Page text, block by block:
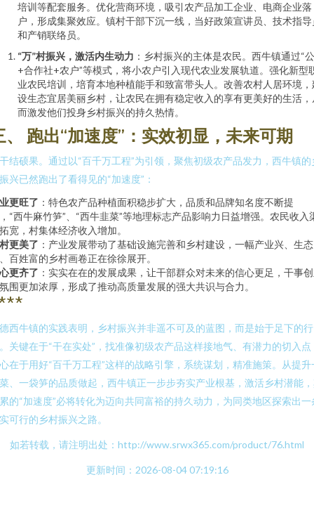
培训等配套服务。优化营商环境，吸引农产品加工企业、电商企业落
户，形成集聚效应。镇村干部下沉一线，当好政策宣讲员、技术指导
和产销联络员。
“万”村振兴，激活内生动力 ：乡村振兴的主体是农民。西牛镇通过“
+合作社+农户”等模式，将小农户引入现代农业发展轨道。强化新型
业农民培训，培育本地种植能手和致富带头人。改善农村人居环境，
设生态宜居美丽乡村，让农民在拥有稳定收入的享有更美好的生活，
而激发他们投身乡村振兴的持久热情。
、 跑出“加速度”：实效初显，未来可期
结硕果。通过以“百千万工程”为引领，聚焦初级农产品发力，西牛镇的
兴已然跑出了看得见的“加速度”：
更旺了 ：特色农产品种植面积稳步扩大，品质和品牌知名度不断提
“西牛麻竹笋”、“西牛韭菜”等地理标志产品影响力日益增强。农民收入
宽，村集体经济收入增加。
更美了 ：产业发展带动了基础设施完善和乡村建设，一幅产业兴、生态
百姓富的乡村画卷正在徐徐展开。
更齐了 ：实实在在的发展成果，让干部群众对未来的信心更足，干事
围更加浓厚，形成了推动高质量发展的强大共识与合力。
西牛镇的实践表明，乡村振兴并非遥不可及的蓝图，而是始于足下的行
关键在于“干在实处”，找准像初级农产品这样接地气、有潜力的切入点
在于用好“百千万工程”这样的战略引擎，系统谋划，精准施策。从提升
、一袋笋的品质做起，西牛镇正一步步夯实产业根基，激活乡村潜能
的“加速度”必将转化为迈向共同富裕的持久动力，为同类地区探索出一
可行的乡村振兴之路。
如若转载，请注明出处：http://www.srwx365.com/product/76.html
更新时间：2026-08-04 07:19:16